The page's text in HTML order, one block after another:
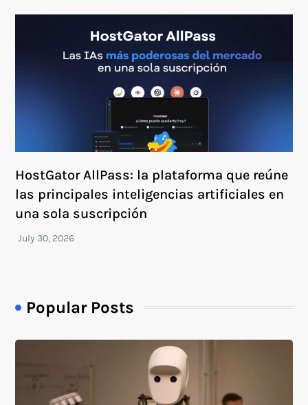
HostGator AllPass: la plataforma que reúne
las principales inteligencias artificiales en
una sola suscripción
Popular Posts